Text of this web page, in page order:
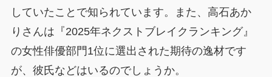
していたことで知られています。また、高石あか
りさんは『2025年ネクストブレイクランキング』
の女性俳優部門1位に選出された期待の逸材です
が、彼氏などはいるのでしょうか。